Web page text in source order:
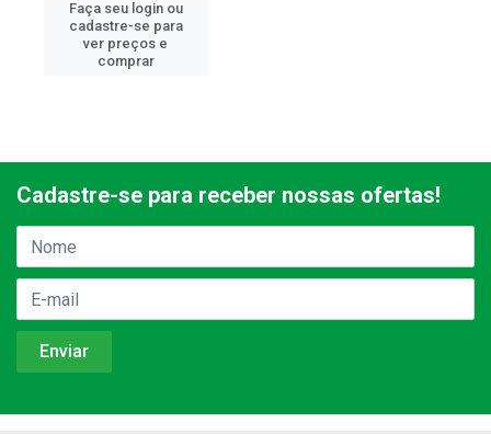
Faça seu login ou
cadastre-se para
ver preços e
comprar
Cadastre-se para receber nossas ofertas!